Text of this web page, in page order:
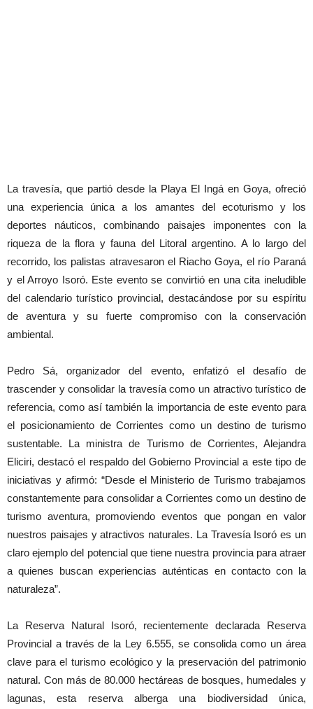
La travesía, que partió desde la Playa El Ingá en Goya, ofreció
una experiencia única a los amantes del ecoturismo y los
deportes náuticos, combinando paisajes imponentes con la
riqueza de la flora y fauna del Litoral argentino. A lo largo del
recorrido, los palistas atravesaron el Riacho Goya, el río Paraná
y el Arroyo Isoró. Este evento se convirtió en una cita ineludible
del calendario turístico provincial, destacándose por su espíritu
de aventura y su fuerte compromiso con la conservación
ambiental.
Pedro Sá, organizador del evento, enfatizó el desafío de
trascender y consolidar la travesía como un atractivo turístico de
referencia, como así también la importancia de este evento para
el posicionamiento de Corrientes como un destino de turismo
sustentable. La ministra de Turismo de Corrientes, Alejandra
Eliciri, destacó el respaldo del Gobierno Provincial a este tipo de
iniciativas y afirmó: “Desde el Ministerio de Turismo trabajamos
constantemente para consolidar a Corrientes como un destino de
turismo aventura, promoviendo eventos que pongan en valor
nuestros paisajes y atractivos naturales. La Travesía Isoró es un
claro ejemplo del potencial que tiene nuestra provincia para atraer
a quienes buscan experiencias auténticas en contacto con la
naturaleza”.
La Reserva Natural Isoró, recientemente declarada Reserva
Provincial a través de la Ley 6.555, se consolida como un área
clave para el turismo ecológico y la preservación del patrimonio
natural. Con más de 80.000 hectáreas de bosques, humedales y
lagunas, esta reserva alberga una biodiversidad única,